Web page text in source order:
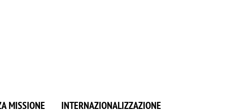
MISSIONE INTERNAZIONALIZZAZIONE